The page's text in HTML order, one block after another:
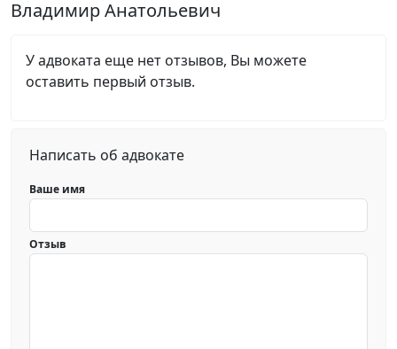
Владимир Анатольевич
У адвоката еще нет отзывов, Вы можете
оставить первый отзыв.
Написать об адвокате
Ваше имя
Отзыв